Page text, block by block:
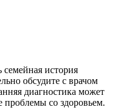
семейная история
обсудите с врачом
диагностика может
проблемы со здоровьем.